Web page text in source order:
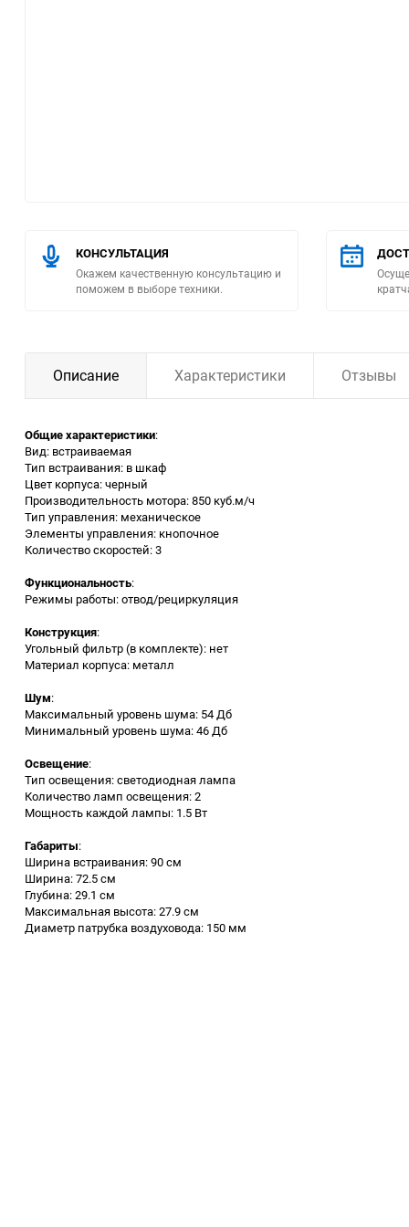
Климатическая техника
Измерительное
оборудование
Заточные станки (точила)
Дровоколы
Грузоподъемное
оборудование
Гидроаккумуляторы и
Вытяжная вентиляция
Вибротехника
Бензоинструмент
инструмент
КОНСУЛЬТАЦИЯ
Окажем качественную консультацию и
поможем в выборе техники.
Описание Характеристики Отзывы
Общие характеристики:
Вид: встраиваемая
Тип встраивания: в шкаф
Цвет корпуса: черный
Производительность мотора: 850 куб.м/ч
Тип управления: механическое
Элементы управления: кнопочное
Количество скоростей: 3
Функциональность:
Режимы работы: отвод/рециркуляция
Конструкция:
Угольный фильтр (в комплекте): нет
Материал корпуса: металл
Шум:
Максимальный уровень шума: 54 Дб
Минимальный уровень шума: 46 Дб
Освещение:
Тип освещения: светодиодная лампа
Количество ламп освещения: 2
Мощность каждой лампы: 1.5 Вт
Габариты:
Ширина встраивания: 90 см
Ширина: 72.5 см
Глубина: 29.1 см
Максимальная высота: 27.9 см
Диаметр патрубка воздуховода: 150 мм